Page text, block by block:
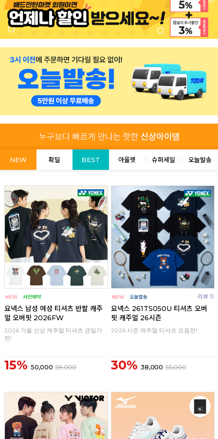
NEW 확딜 BEST 아울렛 슈퍼세일 오늘발송
요넥스 남성 여성 티셔츠 반팔 캐주
얼 오버핏 2026FW
2026 가을 신상 캐주얼 티셔츠 균일가
전!
15% 50,000 59,000
리뷰 11
요넥스 261TS050U 티셔츠 오버
핏 캐주얼 26시즌
2026 시즌 캐주얼 티셔츠 모음전!
30% 38,000 55,000